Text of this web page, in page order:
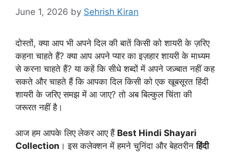
June 1, 2026 by Sehrish Kiran
दोस्तों, क्या आप भी अपने दिल की बातें किसी को शायरी के ज़रिए
कहना चाहते हैं? क्या आप अपने प्यार का इज़हार शायरी के माध्यम
से करना चाहते हैं? या कहें कि सीधे शब्दों में अपने जज़्बात नहीं कह
सकते और चाहते हैं कि आपका दिल किसी को एक खूबसूरत हिंदी
शायरी के जरिए समझ में आ जाए? तो अब बिल्कुल चिंता की
जरूरत नहीं है।
आज हम आपके लिए लेकर आए हैं Best Hindi Shayari
Collection । इस कलेक्शन में हमने चुनिंदा और बेहतरीनहिंदी